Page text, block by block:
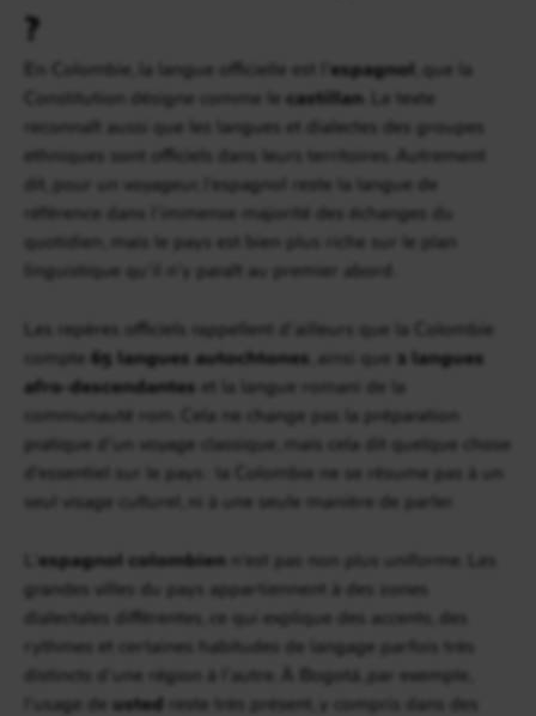
?
En Colombie, la langue officielle est l’ espagnol , que la
Constitution désigne comme le castillan . Le texte
reconnaît aussi que les langues et dialectes des groupes
ethniques sont officiels dans leurs territoires. Autrement
dit, pour un voyageur, l’espagnol reste la langue de
référence dans l’immense majorité des échanges du
quotidien, mais le pays est bien plus riche sur le plan
linguistique qu’il n’y paraît au premier abord.
Les repères officiels rappellent d’ailleurs que la Colombie
compte 65 langues autochtones , ainsi que 2 langues
afro-descendantes et la langue romani de la
communauté rom. Cela ne change pas la préparation
pratique d’un voyage classique, mais cela dit quelque chose
d’essentiel sur le pays : la Colombie ne se résume pas à un
seul visage culturel, ni à une seule manière de parler.
espagnol colombien n’est pas non plus uniforme. Les
grandes villes du pays appartiennent à des zones
dialectales différentes, ce qui explique des accents, des
rythmes et certaines habitudes de langage parfois très
distincts d’une région à l’autre. À Bogotá, par exemple,
l’usage de usted reste très présent, y compris dans des